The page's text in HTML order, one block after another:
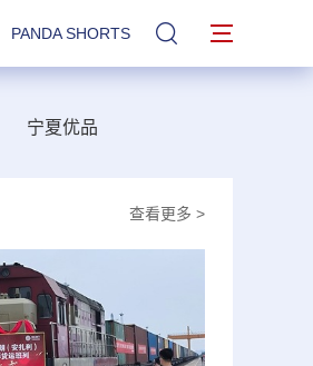
PANDA SHORTS 站内搜索
宁夏优品
查看更多 >